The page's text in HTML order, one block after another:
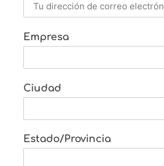
Empresa
Ciudad
Estado/Provincia